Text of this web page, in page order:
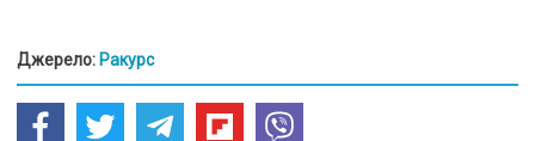
Джерело: Ракурс